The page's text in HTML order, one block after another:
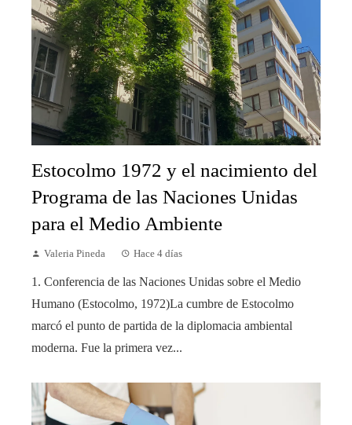
Estocolmo 1972 y el nacimiento del
Programa de las Naciones Unidas
para el Medio Ambiente
Valeria Pineda Hace 4 días
1. Conferencia de las Naciones Unidas sobre el Medio
Humano (Estocolmo, 1972)La cumbre de Estocolmo
marcó el punto de partida de la diplomacia ambiental
moderna. Fue la primera vez...